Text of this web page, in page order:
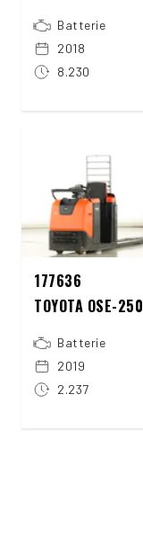
Batterie
2018
8.230
177636
TOYOTA OSE-250
Batterie
2019
2.237